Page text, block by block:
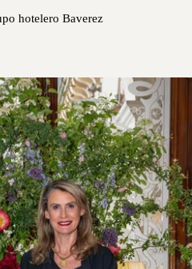
hotelero Baverez